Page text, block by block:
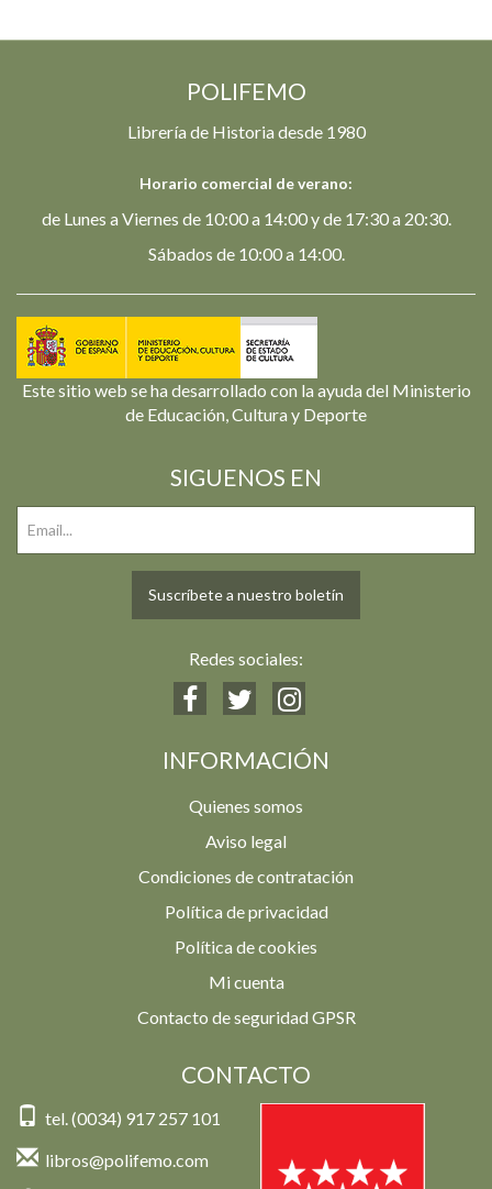
POLIFEMO
Librería de Historia desde 1980
Horario comercial de verano:
de Lunes a Viernes de 10:00 a 14:00 y de 17:30 a 20:30.
Sábados de 10:00 a 14:00.
Este sitio web se ha desarrollado con la ayuda del Ministerio
de Educación, Cultura y Deporte
SIGUENOS EN
Suscríbete a nuestro boletín
Redes sociales:
INFORMACIÓN
Quienes somos
Aviso legal
Condiciones de contratación
Política de privacidad
Política de cookies
Mi cuenta
Contacto de seguridad GPSR
CONTACTO
tel. (0034) 917 257 101
libros@polifemo.com